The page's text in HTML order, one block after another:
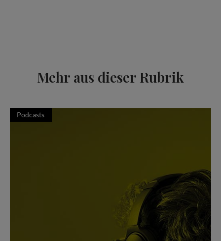
Mehr aus dieser Rubrik
Podcasts